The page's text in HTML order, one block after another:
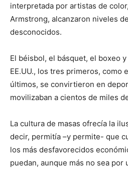
interpretada por artistas de
Armstrong, alcanzaron niveles
desconocidos.
El béisbol, el básquet, el boxeo
EE.UU., los tres primeros, como
últimos, se convirtieron en
movilizaban a cientos de miles
La cultura de masas ofrecía la
decir, permitía –y permite- que
los más desfavorecidos
puedan, aunque más no sea